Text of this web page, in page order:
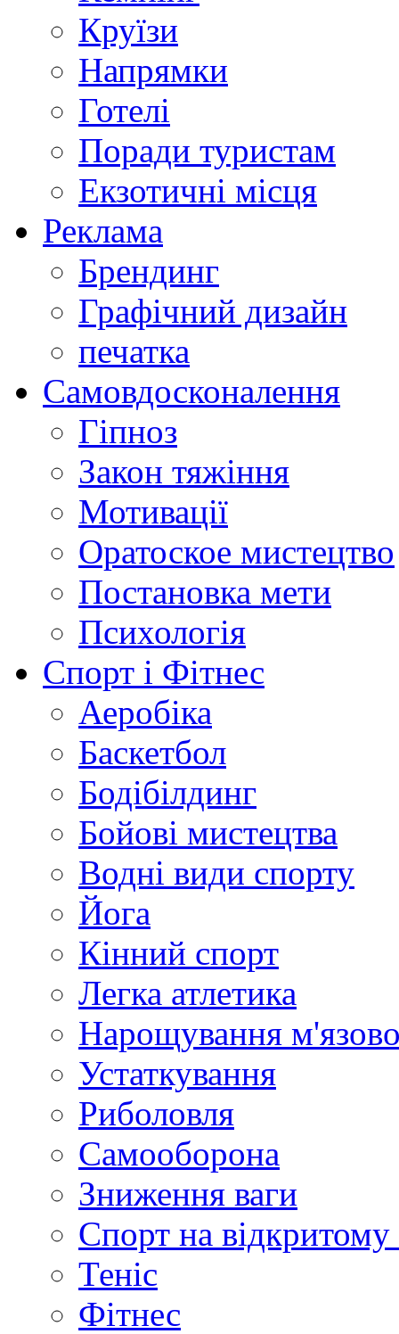
Круїзи
Напрямки
Готелі
Поради туристам
Екзотичні місця
Реклама
Брендинг
Графічний дизайн
печатка
Самовдосконалення
Гіпноз
Закон тяжіння
Мотивації
Оратоское мистецтво
Постановка мети
Психологія
Спорт і Фітнес
Аеробіка
Баскетбол
Бодібілдинг
Бойові мистецтва
Водні види спорту
Йога
Кінний спорт
Легка атлетика
Нарощування
Устаткування
Риболовля
Самооборона
Зниження ваги
Спорт на відкритому
Теніс
Фітнес